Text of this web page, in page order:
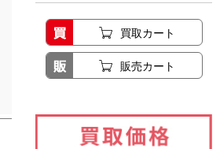
買取カート
販売カート